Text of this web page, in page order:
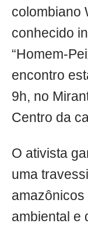
colombiano
conhecido
“Homem-
encontro
9h, no
Centro da
O ativista
uma
ambiental e